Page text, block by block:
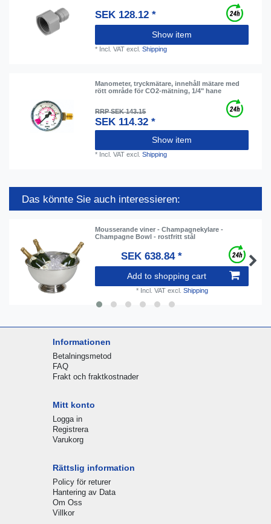
SEK 128.12 *
Show item
* Incl. VAT excl.Shipping
Manometer, tryckmätare, innehåll mätare med
rött område för CO2-mätning, 1/4" hane
RRP SEK 143.15
SEK 114.32 *
Show item
* Incl. VAT excl.Shipping
Das könnte Sie auch interessieren:
Mousserande viner - Champagnekylare -
Champagne Bowl - rostfritt stål
SEK 638.84 *
Add to shopping cart
* Incl. VATexcl. Shipping
Informationen
Betalningsmetod
FAQ
Frakt och fraktkostnader
Mitt konto
Logga in
Registrera
Varukorg
Rättslig information
Policy för returer
Hantering av Data
Om Oss
Villkor